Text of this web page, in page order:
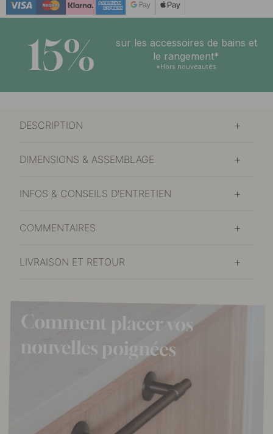
15%
sur les accessoires de bains et
le rangement*
*Hors nouveautés
DESCRIPTION
DIMENSIONS & ASSEMBLAGE
INFOS & CONSEILS D'ENTRETIEN
COMMENTAIRES
LIVRAISON ET RETOUR